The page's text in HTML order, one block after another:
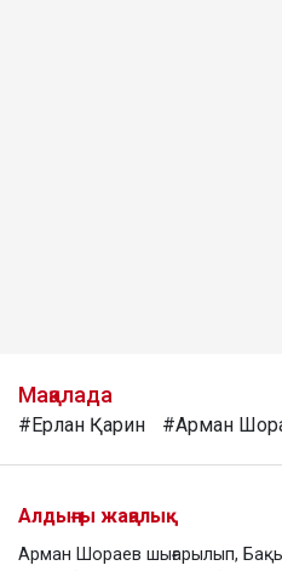
Мақалада
#Ерлан Қарин #Арман
Алдыңғы жаңалық
Арман Шораев шығарылып,